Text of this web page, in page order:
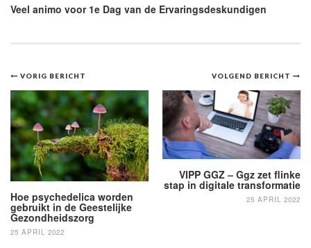
Veel animo voor 1e Dag van de Ervaringsdeskundigen
Bericht
navigatie
VOLGEND BERICHT
VIPP GGZ – Ggz zet flinke
stap in digitale transformatie
25 APRIL 2022
VORIG BERICHT
Hoe psychedelica worden
gebruikt in de Geestelijke
Gezondheidszorg
25 APRIL 2022